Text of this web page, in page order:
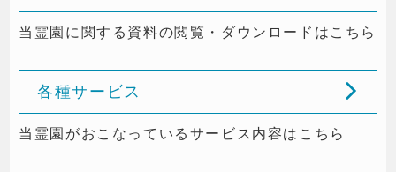
当霊園に関する資料の閲覧・ダウンロードはこちら
各種サービス
当霊園がおこなっているサービス内容はこちら